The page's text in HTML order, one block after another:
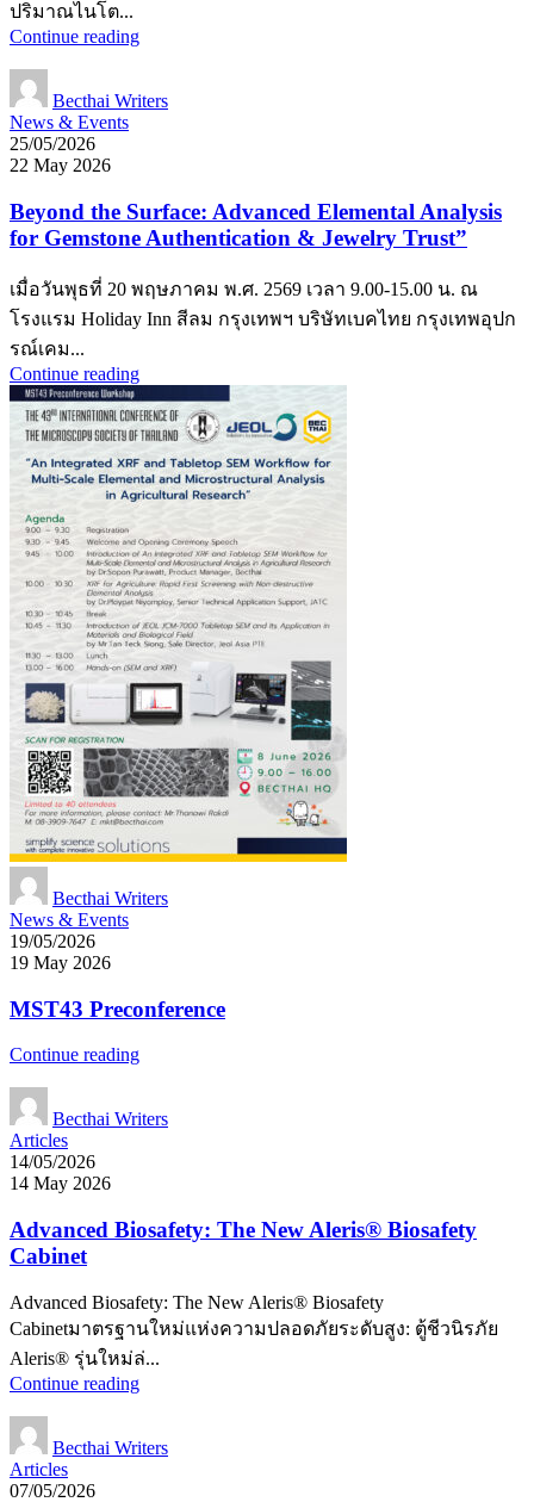
ปริมาณไนโต...
Continue reading
Becthai Writers
News & Events
25/05/2026
22 May 2026
Beyond the Surface: Advanced Elemental Analysis
for Gemstone Authentication & Jewelry Trust”
เมื่อวันพุธที่ 20 พฤษภาคม พ.ศ. 2569 เวลา 9.00-15.00 น. ณ
โรงแรม Holiday Inn สีลม กรุงเทพฯ บริษัทเบคไทย กรุงเทพอุปก
รณ์เคม...
Continue reading
Becthai Writers
News & Events
19/05/2026
19 May 2026
MST43 Preconference
Continue reading
Becthai Writers
Articles
14/05/2026
14 May 2026
Advanced Biosafety: The New Aleris® Biosafety
Cabinet
Advanced Biosafety: The New Aleris® Biosafety
Cabinetมาตรฐานใหม่แห่งความปลอดภัยระดับสูง: ตู้ชีวนิรภัย
Aleris® รุ่นใหม่ล่...
Continue reading
Becthai Writers
Articles
07/05/2026